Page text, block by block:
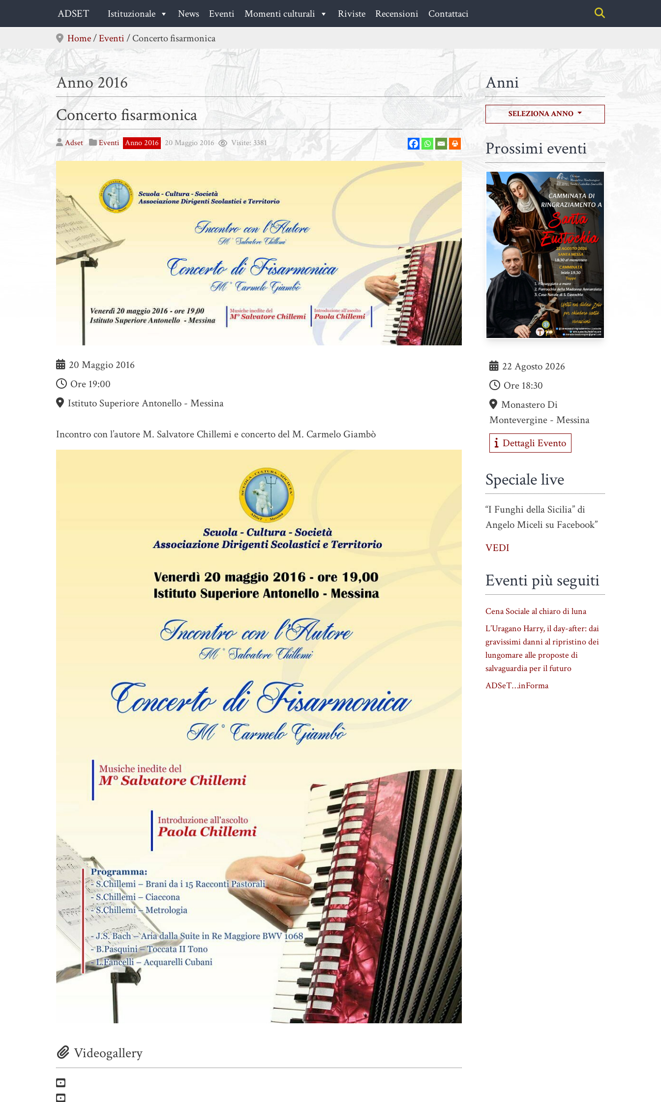
ADSET Istituzionale News Eventi Momenti culturali Riviste Recensioni
Contattaci
Home/Eventi/Concerto fisarmonica
Anno 2016
Concerto fisarmonica
Adset Eventi Anno 2016 20 Maggio 2016 Visite: 3381
20 Maggio 2016
Ore 19:00
Istituto Superiore Antonello - Messina
Incontro con l’autore M. Salvatore Chillemi e concerto del M. Carmelo Giambò
Videogallery
Anni
SELEZIONA ANNO
Prossimi eventi
22 Agosto 2026
Ore 18:30
Monastero Di
Montevergine - Messina
Dettagli Evento
Speciale live
“I Funghi della Sicilia” di
Angelo Miceli su Facebook”
VEDI
Eventi più seguiti
Cena Sociale al chiaro di luna
L’Uragano Harry, il day-after: dai
gravissimi danni al ripristino dei
lungomare alle proposte di
salvaguardia per il futuro
ADSeT…inForma